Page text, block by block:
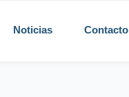
Noticias Contacto